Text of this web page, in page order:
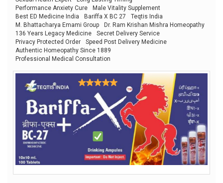
Performance Anxiety Cure
Male Vitality Supplement
Best ED Medicine India
Bariffa X BC 27
Teqtis India
M. Bhattacharya Emami Group
Dr. Ram Krishan Mishra Homeopathy
136 Years Legacy Medicine
Secret Delivery Service
Privacy Protected Order
Speed Post Delivery Medicine
Authentic Homeopathy Since 1889
Professional Medical Consultation